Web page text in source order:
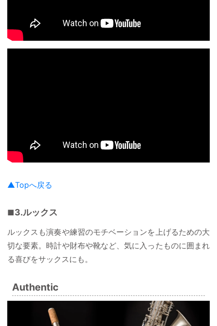
▲Topへ戻る
3.ルックス
ルックスも演奏や練習のモチベーションを上げるための大
切な要素。時計や財布や靴など、気に入ったものに囲まれ
る喜びをサックスにも。
Authentic